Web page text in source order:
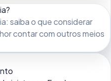
saiba o que considerar
contar com outros meios